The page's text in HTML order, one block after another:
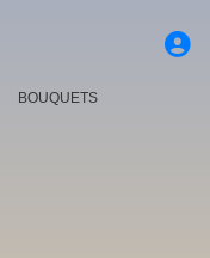
BOUQUETS